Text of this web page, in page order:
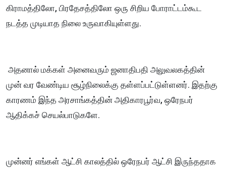
கிராமத்திலோ, பிரதேசத்திலோ ஒரு சிறிய போராட்டம்கூட
நடத்த முடியாத நிலை உருவாகியுள்ளது.
அதனால் மக்கள் அனைவரும் ஜனாதிபதி அலுவலகத்தின்
முன் வர வேண்டிய சூழ்நிலைக்கு தள்ளப்பட்டுள்ளனர். இதற்கு
காரணம் இந்த அரசாங்கத்தின் அதிகாரபூர்வ, ஒரேநபர்
ஆதிக்கச் செயல்பாடுகளே.
முன்னர் எங்கள் ஆட்சி காலத்தில் ஒரேநபர் ஆட்சி இருந்ததாக